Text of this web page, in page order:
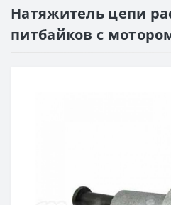
Натяжитель цепи
питбайков c